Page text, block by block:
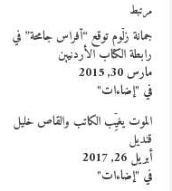
مرتبط
جمانة زلّوم توقع “أفراس جامحة” في
رابطة الكتاب الأردنيين
مارس 30, 2015
في "إضاءات"
الموت يغيِّب الكاتب والقاص خليل
قنديل
أبريل 26, 2017
في "إضاءات"